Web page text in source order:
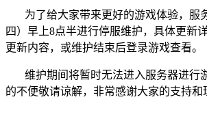
为了给大家带来更好的游戏体验，服
四）早上8点半进行停服维护，具体更新
更新内容，或维护结束后登录游戏查看。
维护期间将暂时无法进入服务器进行
的不便敬请谅解，非常感谢大家的支持和